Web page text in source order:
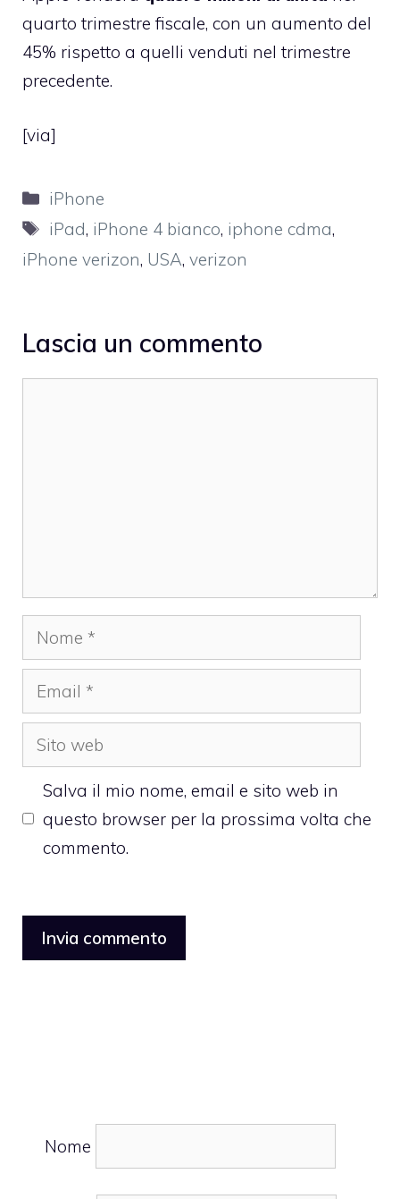
quarto trimestre fiscale, con un aumento del
45% rispetto a quelli venduti nel trimestre
precedente.
[via]
Categorie
iPhone
Tag
iPad, iPhone 4 bianco, iphone cdma,
iPhone verizon, USA, verizon
Lascia un commento
Nome
Email
Sito
web
Salva il mio nome, email e sito web in
questo browser per la prossima volta che
commento.
Nome